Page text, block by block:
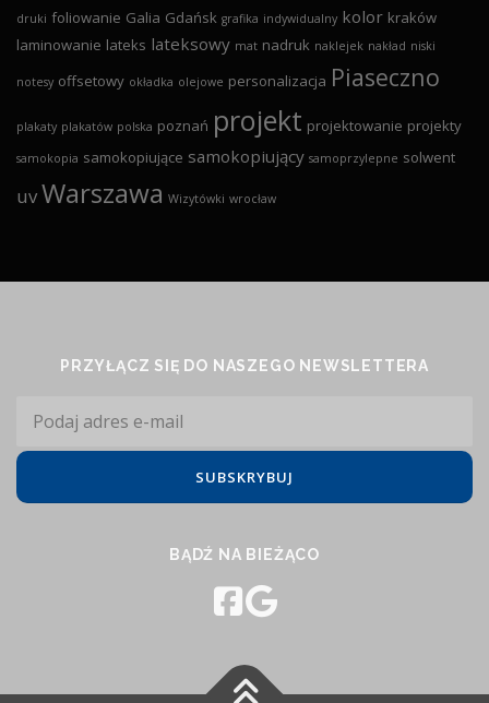
druki foliowanie Galia Gdańsk grafika indywidualny kolor kraków
laminowanie lateks lateksowy mat nadruk naklejek nakład niski
notesy offsetowy okładka olejowe personalizacja Piaseczno
plakaty plakatów polska poznań projekt projektowanie projekty
samokopia samokopiujące samokopiujący samoprzylepne solwent
uvWarszawa Wizytówki wrocław
PRZYŁĄCZ SIĘ DO NASZEGO NEWSLETTERA
BĄDŹ NA BIEŻĄCO